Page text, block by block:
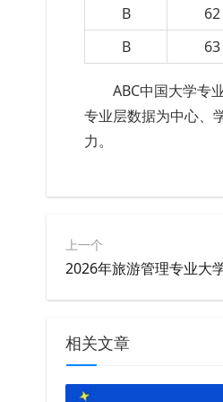
B 62
B
63
ABC中国大学专
专业层数据为中心、
力。
上一个
2026年旅游管理专业大
相关文章